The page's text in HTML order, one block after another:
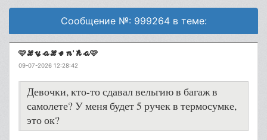
Сообщение №: 999264 в теме:
🩷𝓛𝔂𝓪𝓛𝓮𝓷'𝓴𝓪🩷
09-07-2026 12:28:42
Девочки, кто-то сдавал вельгию в багаж в
самолете? У меня будет 5 ручек в термосумке,
это ок?